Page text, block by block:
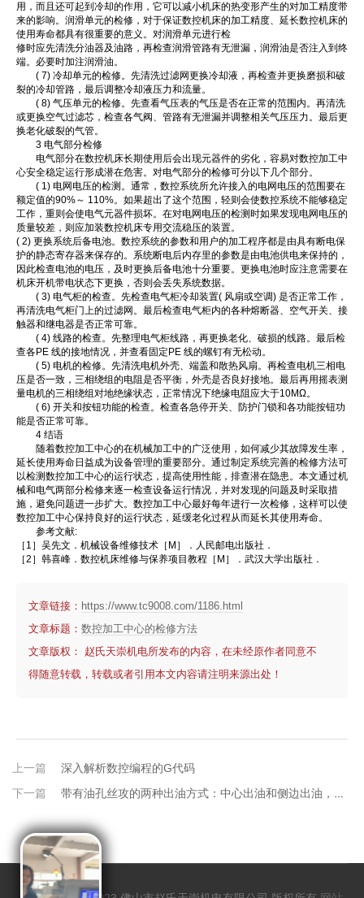
用，而且还可起到冷却的作用，它可以减小机床的热变形产生的对加工精度带
来的影响。润滑单元的检修，对于保证数控机床的加工精度、延长数控机床的
使用寿命都具有很重要的意义。对润滑单元进行检
修时应先清洗分油器及油路，再检查润滑管路有无泄漏，润滑油是否注入到终
端。必要时加注润滑油。
( 7) 冷却单元的检修。先清洗过滤网更换冷却液，再检查并更换磨损和破
裂的冷却管路，最后调整冷却液压力和流量。
( 8) 气压单元的检修。先查看气压表的气压是否在正常的范围内。再清洗
或更换空气过滤芯，检查各气阀、管路有无泄漏并调整相关气压压力。最后更
换老化破裂的气管。
3 电气部分检修
电气部分在数控机床长期使用后会出现元器件的劣化，容易对数控加工中
心安全稳定运行形成潜在危害。对电气部分的检修可分以下几个部分。
( 1) 电网电压的检测。通常，数控系统所允许接入的电网电压的范围要在
额定值的90%～ 110%。如果超出了这个范围，轻则会使数控系统不能够稳定
工作，重则会使电气元器件损坏。在对电网电压的检测时如果发现电网电压的
质量较差，则应加装数控机床专用交流稳压的装置。
( 2) 更换系统后备电池。数控系统的参数和用户的加工程序都是由具有断电保
护的静态寄存器来保存的。系统断电后内存里的参数是由电池供电来保持的，
因此检查电池的电压，及时更换后备电池十分重要。更换电池时应注意需要在
机床开机带电状态下更换，否则会丢失系统数据。
( 3) 电气柜的检查。先检查电气柜冷却装置( 风扇或空调) 是否正常工作，
再清洗电气柜门上的过滤网。最后检查电气柜内的各种熔断器、空气开关、接
触器和继电器是否正常可靠。
( 4) 线路的检查。先整理电气柜线路，再更换老化、破损的线路。最后检
查各PE 线的接地情况，并查看固定PE 线的螺钉有无松动。
( 5) 电机的检修。先清洗电机外壳、端盖和散热风扇。再检查电机三相电
压是否一致，三相绕组的电阻是否平衡，外壳是否良好接地。最后再用摇表测
量电机的三相绕组对地绝缘状态，正常情况下绝缘电阻应大于10MΩ。
( 6) 开关和按钮功能的检查。检查各急停开关、防护门锁和各功能按钮功
能是否正常可靠。
4 结语
随着数控加工中心的在机械加工中的广泛使用，如何减少其故障发生率，
延长使用寿命日益成为设备管理的重要部分。通过制定系统完善的检修方法可
以检测数控加工中心的运行状态，提高使用性能，排查潜在隐患。本文通过机
械和电气两部分检修来逐一检查设备运行情况，并对发现的问题及时采取措
施，避免问题进一步扩大。数控加工中心最好每年进行一次检修，这样可以使
数控加工中心保持良好的运行状态，延缓老化过程从而延长其使用寿命。
参考文献:
［1］吴先文．机械设备维修技术［M］．人民邮电出版社．
［2］韩喜峰．数控机床维修与保养项目教程［M］．武汉大学出版社．
文章链接： https://www.tc9008.com/1186.html
文章标题： 数控加工中心的检修方法
文章版权： 赵氏天崇机电所发布的内容，在未经原作者同意不
得随意转载，转载或者引用本文内容请注明来源出处！
上一篇
深入解析数控编程的G代码
下一篇
带有油孔丝攻的两种出油方式：中心出油和侧边出油，它们有何不同和应用场景？